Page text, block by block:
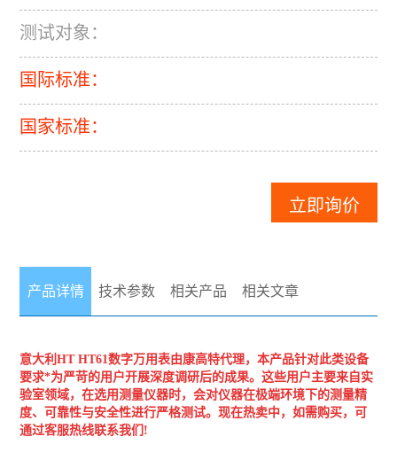
测试对象：
国际标准：
国家标准：
立即询价
产品详情 技术参数 相关产品 相关文章
意大利HT HT61数字万用表由康高特代理，本产品针对此类设备
要求*为严苛的用户开展深度调研后的成果。这些用户主要来自实
验室领域，在选用测量仪器时，会对仪器在极端环境下的测量精
度、可靠性与安全性进行严格测试。现在热卖中，如需购买，可
通过客服热线联系我们!